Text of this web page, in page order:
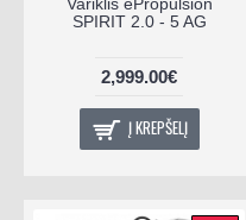
SPIRIT 2.0 - 5 AG
2,999.00€
Į KREPŠELĮ